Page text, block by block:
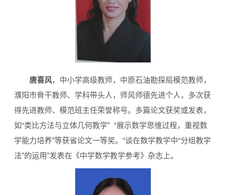
唐喜风，中小学高级教师，中原石油勘探局模范教师，
濮阳市骨干教师、学科带头人，师风师德先进个人，多次获
得先进教师、模范班主任荣誉称号。多篇论文获奖或发表，
如“类比方法与立体几何教学” “展示数学思维过程，重视数
学能力培养”等获省论文一等奖。“谈在数学教学中“分组教学
法”的运用”发表在《中学数学教学参考》杂志上。